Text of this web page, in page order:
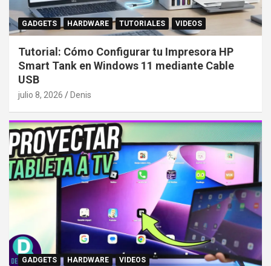
GADGETS HARDWARE TUTORIALES VIDEOS
Tutorial: Cómo Configurar tu Impresora HP
Smart Tank en Windows 11 mediante Cable
USB
julio 8, 2026 Denis
GADGETS HARDWARE VIDEOS